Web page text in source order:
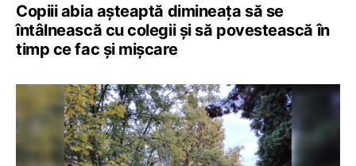
Copiii abia așteaptă dimineața să se
întâlnească cu colegii și să povestească în
timp ce fac și mișcare